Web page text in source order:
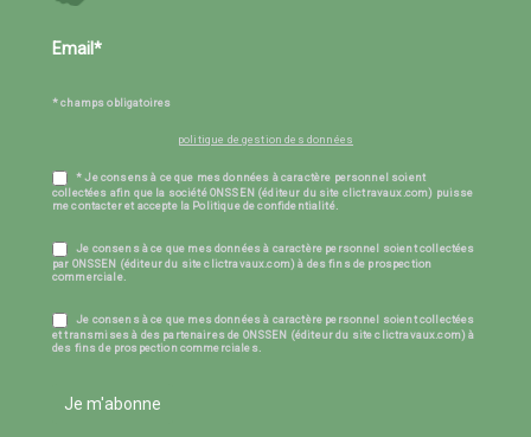
* champs obligatoires
politique de gestion des données
* Je consens à ce que mes données à caractère personnel soient
collectées afin que la société ONSSEN (éditeur du site clictravaux.com) puisse
me contacter et accepte la Politique de confidentialité.
Je consens à ce que mes données à caractère personnel soient collectées
par ONSSEN (éditeur du site clictravaux.com) à des fins de prospection
commerciale.
Je consens à ce que mes données à caractère personnel soient collectées
et transmises à des partenaires de ONSSEN (éditeur du site clictravaux.com) à
des fins de prospection commerciales.
Je m'abonne